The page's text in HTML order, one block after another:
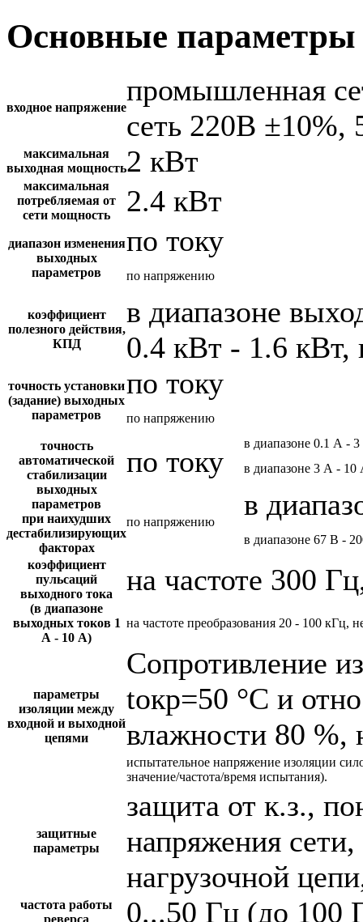
Основные параметры
входное напряжение
промышленная
сеть 220В ±10%,
максимальная
выходная мощность2 кВт
максимальная
потребляемая от
сети мощность
2.4 кВт
диапазон изменения
выходных
параметров
по току
по напряжению
коэффициент
полезного действия,
КПД
в диапазоне
0.4 кВт - 1.6 кВт,
точность установки
(задание) выходных
параметров
по току
по напряжению
точность
автоматической
стабилизации
выходных
параметров
при наихудших
дестабилизирующих
факторах
по току
в диапазоне 0.1 А -
в диапазоне 3 А - 10
по напряжению
в
в диапазоне 67 В -
коэффициент
пульсаций
выходного тока
(в диапазоне
выходных токов 1
А - 10 А)
на частоте 300
на частоте преобразования 20 - 100 кГц,
параметры
изоляции между
входной и выходной
цепями
Сопротивление
tокр=50 °С и
влажности 80 %,
испытательное напряжение изоляции
значение/частота/время испытания).
защитные
параметры
защита от к.з.,
напряжения
нагрузочной
частота работы
реверса
0...50 Гц (до 100